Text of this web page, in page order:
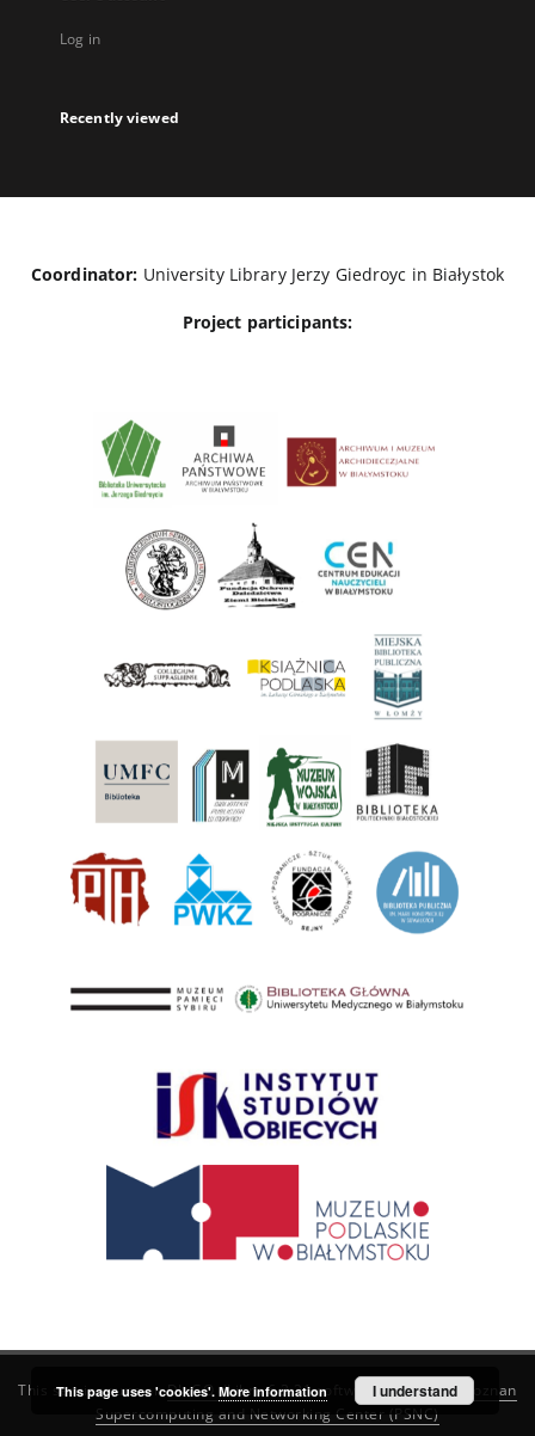
Log in
Recently viewed
Coordinator: University Library Jerzy Giedroyc in Białystok
Project participants:
This service runs onDInGO dLibra 6.3.21software created by
Poznan
Supercomputing and Networking Center (PSNC)
This page uses 'cookies'. More information I understand